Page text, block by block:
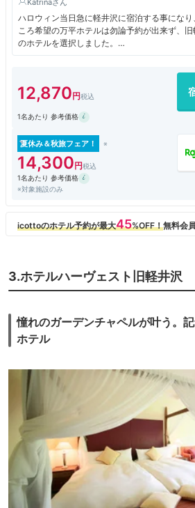
Katrina
ハロウィン当日急に軽井沢に宿泊する事にな
ころ希望の万平ホテルは勿論予約が出来ず、
のホテルを選択しました。
館内はあちらこちらのハロウィン装飾が可愛
食材もさすがに新鮮で満足度が高かったです。
ですが肝心のお部屋はイマイチ…残っていた数
お部屋を選びましたが35㎡と狭く、特にバスル
自分にとって水回りの快適さは重要なので、か
一階だった為テラスが付いていて、そこから軽
る事は良かったです。
12,870
1名あたり 参考価格
夏休み＆秋旅フェア！
14,300
1名あたり 参考価格
※対象施設のみ
3.ホテルハーヴェスト旧軽井沢
憧れのガーデンチャペルが叶う。
ホテル